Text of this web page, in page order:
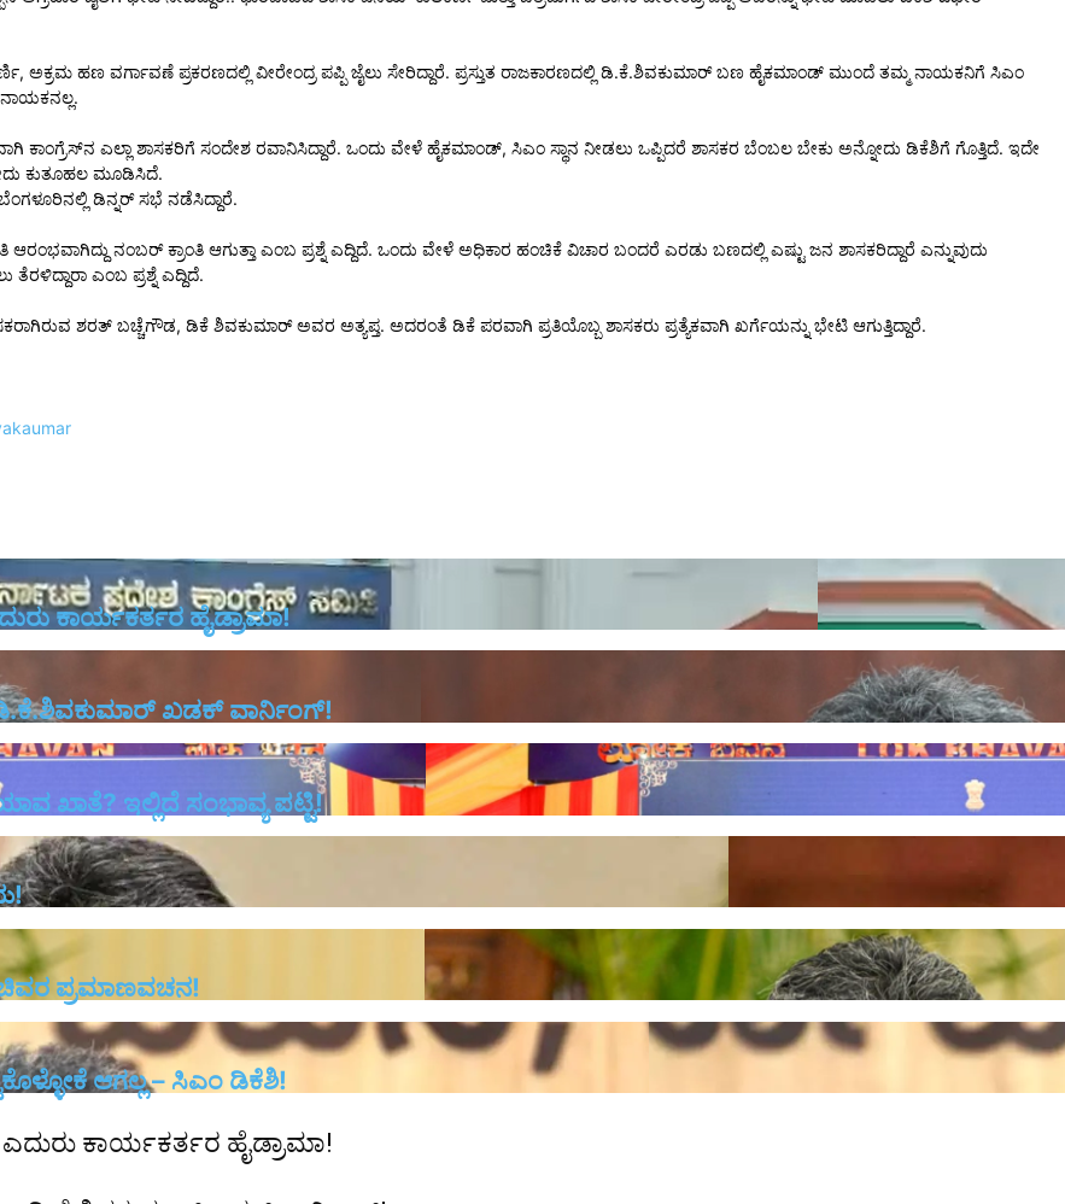
ಅಕ್ರಮ ಹಣ ವರ್ಗಾವಣೆ ಪ್ರಕರಣದಲ್ಲಿ ವೀರೇಂದ್ರ ಪಪ್ಪಿ ಜೈಲು ಸೇರಿದ್ದಾರೆ. ಪ್ರಸ್ತುತ ರಾಜಕಾರಣದಲ್ಲಿ ಡಿ.ಕೆ.ಶಿವಕುಮಾರ್​​ ಬಣ ಹೈಕಮಾಂಡ್ ಮುಂದೆ ತಮ್ಮ ನಾಯಕನಿಗೆ ಸಿಎಂ
ಕಾಂಗ್ರೆಸ್​​ನ ಎಲ್ಲಾ ಶಾಸಕರಿಗೆ ಸಂದೇಶ ರವಾನಿಸಿದ್ದಾರೆ. ಒಂದು ವೇಳೆ ಹೈಕಮಾಂಡ್​, ಸಿಎಂ ಸ್ಥಾನ ನೀಡಲು ಒಪ್ಪಿದರೆ ಶಾಸಕರ ಬೆಂಬಲ ಬೇಕು ಅನ್ನೋದು ಡಿಕೆಶಿಗೆ ಗೊತ್ತಿದೆ. ಇದೇ
ಕುತೂಹಲ ಮೂಡಿಸಿದೆ.
ಡಿನ್ನರ್‌ ಸಭೆ ನಡೆಸಿದ್ದಾರೆ.
ನಂಬರ್‌ ಕ್ರಾಂತಿ ಆಗುತ್ತಾ ಎಂಬ ಪ್ರಶ್ನೆ ಎದ್ದಿದೆ. ಒಂದು ವೇಳೆ ಅಧಿಕಾರ ಹಂಚಿಕೆ ವಿಚಾರ ಬಂದರೆ ಎರಡು ಬಣದಲ್ಲಿ ಎಷ್ಟು ಜನ ಶಾಸಕರಿದ್ದಾರೆ ಎನ್ನುವುದು
ಎಂಬ ಪ್ರಶ್ನೆ ಎದ್ದಿದೆ.
ಶರತ್ ಬಚ್ಚೆಗೌಡ, ಡಿಕೆ ಶಿವಕುಮಾರ್ ಅವರ ಅತ್ಯಪ್ತ. ಅದರಂತೆ ಡಿಕೆ ಪರವಾಗಿ ಪ್ರತಿಯೊಬ್ಬ ಶಾಸಕರು ಪ್ರತ್ಯೆಕವಾಗಿ ಖರ್ಗೆಯನ್ನು ಭೇಟಿ ಆಗುತ್ತಿದ್ದಾರೆ.
ಕಾರ್ಯಕರ್ತರ ಹೈಡ್ರಾಮಾ!
ಡಿ.ಕೆ.ಶಿವಕುಮಾರ್ ಖಡಕ್ ವಾರ್ನಿಂಗ್!
ಖಾತೆ? ಇಲ್ಲಿದೆ ಸಂಭಾವ್ಯ ಪಟ್ಟಿ!
ಪ್ರಮಾಣವಚನ!
ಆಗಲ್ಲ – ಸಿಎಂ ಡಿಕೆಶಿ!
ಕಾರ್ಯಕರ್ತರ ಹೈಡ್ರಾಮಾ!